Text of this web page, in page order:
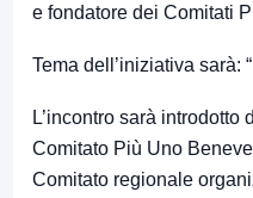
e fondatore dei Comitati
Tema dell’iniziativa sarà:
L’incontro sarà introdotto
Comitato Più Uno
Comitato regionale